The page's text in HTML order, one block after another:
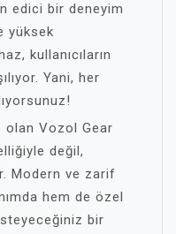
edici bir deneyim
yüksek
kullanıcıların
Yani, her
olan Vozol Gear
değil,
Modern ve zarif
hem de özel
bir